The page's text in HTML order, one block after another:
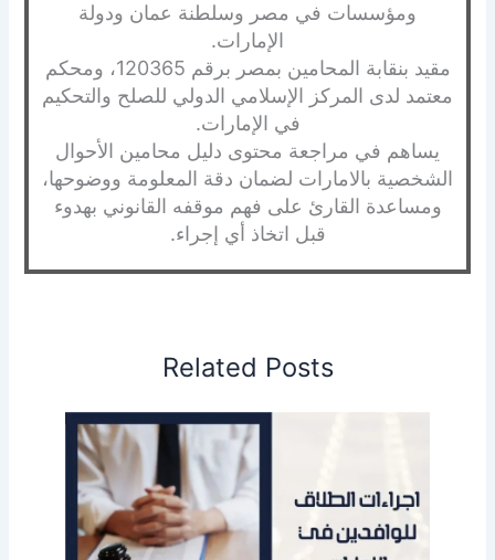
ومؤسسات في مصر وسلطنة عمان ودولة
الإمارات.
مقيد بنقابة المحامين بمصر برقم 120365، ومحكم
معتمد لدى المركز الإسلامي الدولي للصلح والتحكيم
في الإمارات.
يساهم في مراجعة محتوى دليل محامين الأحوال
الشخصية بالامارات لضمان دقة المعلومة ووضوحها،
ومساعدة القارئ على فهم موقفه القانوني بهدوء
قبل اتخاذ أي إجراء.
Related Posts